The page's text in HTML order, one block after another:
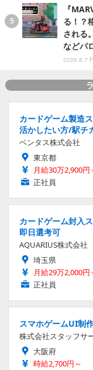
『
る！？
される
などパ
2026.8.7
カードゲーム製造
活かしたい方/駅チ
ベンタス株式会社
東京都
月給30万2,900円
正社員
カードゲーム封入
即日選考可
AQUARIUS株式会社
埼玉県
月給29万2,000円
正社員
スマホゲームUI制
株式会社スタッフサ
大阪府
時給2,700円～